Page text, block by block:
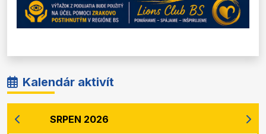
Kalendár aktivít
SRPEN 2026